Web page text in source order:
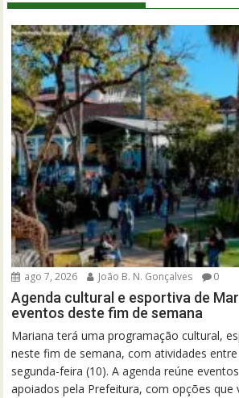
ago 7, 2026 João B. N. Gonçalves 0
Agenda cultural e esportiva de
eventos deste fim de semana
Mariana terá uma programação cultural,
neste fim de semana, com atividades
segunda-feira (10). A agenda reúne
apoiados pela Prefeitura, com opções que